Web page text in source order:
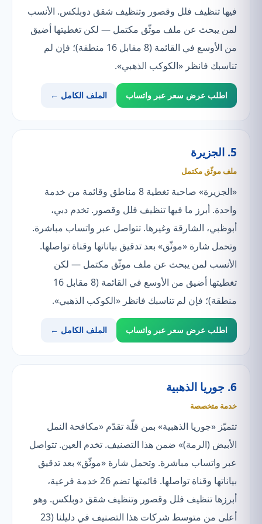
فيها تنظيف فلل وقصور وتنظيف شقق دوبلكس. الأنسب
لمن يبحث عن ملف موثّق مكتمل — لكن تغطيتها أضيق
من الأوسع في القائمة (8 مقابل 16 منطقة)؛ فإن لم
تناسبك فانظر «الكوكب الذهبي».
اطلب عرض سعر عبر واتساب الملف الكامل ←
5. الجزيرة
ملف موثّق مكتمل
«الجزيرة» صاحبة تغطية 8 مناطق وقائمة من خدمة
واحدة. أبرز ما فيها تنظيف فلل وقصور. تخدم دبي،
أبوظبي، الشارقة وغيرها. تتواصل عبر واتساب مباشرة.
وتحمل شارة «موثّق» بعد تدقيق بياناتها وقناة تواصلها.
الأنسب لمن يبحث عن ملف موثّق مكتمل — لكن
تغطيتها أضيق من الأوسع في القائمة (8 مقابل 16
منطقة)؛ فإن لم تناسبك فانظر «الكوكب الذهبي».
اطلب عرض سعر عبر واتساب الملف الكامل ←
6. جوريا الذهبية
خدمة متخصصة
تتميّز «جوريا الذهبية» بمن قلّة تقدّم «مكافحة النمل
الأبيض (الرمة)» ضمن هذا التصنيف. تخدم العين. تتواصل
عبر واتساب مباشرة. وتحمل شارة «موثّق» بعد تدقيق
بياناتها وقناة تواصلها. قائمتها تضم 26 خدمة فرعية،
أبرزها تنظيف فلل وقصور وتنظيف شقق دوبلكس. وهو
أعلى من متوسط شركات هذا التصنيف في دليلنا (23